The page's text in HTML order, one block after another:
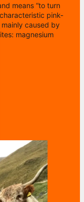
means “to turn
pink-
caused by
magnesium